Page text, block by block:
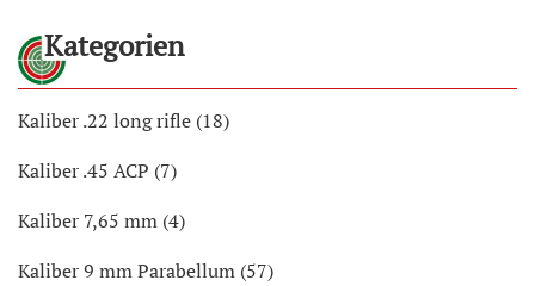
Kategorien
Kaliber .22 long rifle (18)
Kaliber .45 ACP (7)
Kaliber 7,65 mm (4)
Kaliber 9 mm Parabellum (57)